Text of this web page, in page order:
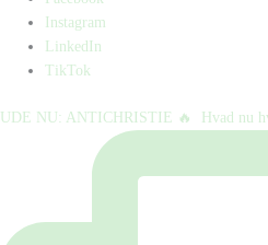
Instagram
LinkedIn
TikTok
UDE NU: ANTICHRISTIE 🔥⁠ ⁠ Hvad nu